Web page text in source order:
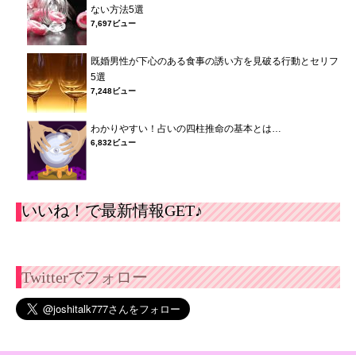
ない方法5選
7,697ビュー
既婚男性が下心のある食事の誘い方を見破る行動とセリフ
5選
7,248ビュー
わかりやすい！占いの四柱推命の基本とは…
6,832ビュー
いいね！で最新情報GET♪
Twitterでフォロー